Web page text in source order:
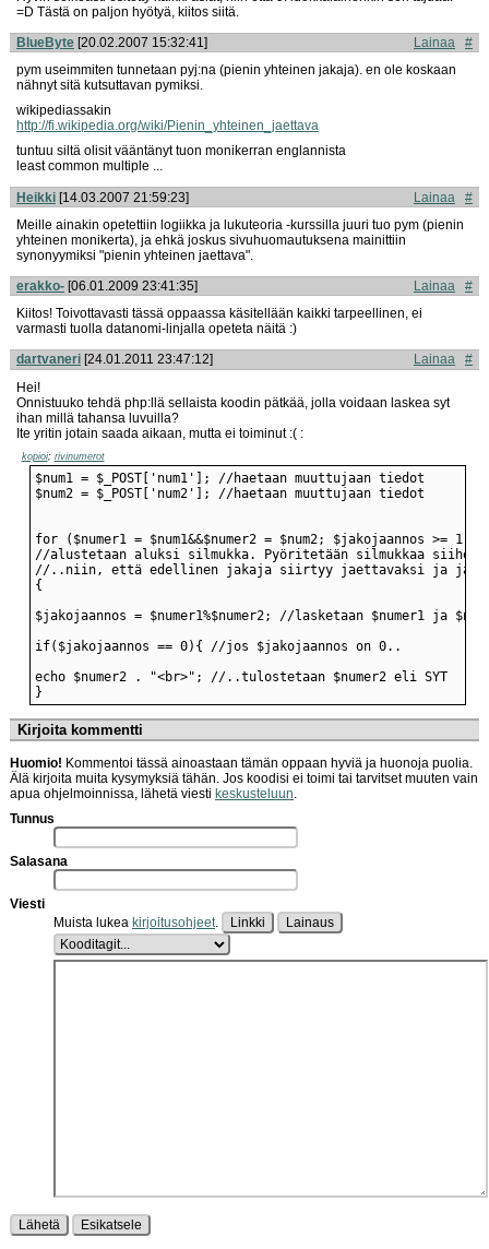
=D Tästä on paljon hyötyä, kiitos siitä.
BlueByte [20.02.2007 15:32:41] Lainaa
#
pym useimmiten tunnetaan pyj:na (pienin yhteinen jakaja). en ole koskaan
nähnyt sitä kutsuttavan pymiksi.
wikipediassakin
http://fi.wikipedia.org/wiki/Pienin_yhteinen_jaettava
tuntuu siltä olisit vääntänyt tuon monikerran englannista
least common multiple ...
Heikki [14.03.2007 21:59:23] Lainaa
#
Meille ainakin opetettiin logiikka ja lukuteoria -kurssilla juuri tuo pym (pienin
yhteinen monikerta), ja ehkä joskus sivuhuomautuksena mainittiin
synonyymiksi "pienin yhteinen jaettava".
erakko- [06.01.2009 23:41:35] Lainaa
#
Kiitos! Toivottavasti tässä oppaassa käsitellään kaikki tarpeellinen, ei
varmasti tuolla datanomi-linjalla opeteta näitä :)
dartvaneri [24.01.2011 23:47:12] Lainaa
#
Hei!
Onnistuuko tehdä php:llä sellaista koodin pätkää, jolla voidaan laskea syt
ihan millä tahansa luvuilla?
Ite yritin jotain saada aikaan, mutta ei toiminut :( :
kopioi; rivinumerot
}
Kirjoita kommentti
Huomio! Kommentoi tässä ainoastaan tämän oppaan hyviä ja huonoja puolia.
Älä kirjoita muita kysymyksiä tähän. Jos koodisi ei toimi tai tarvitset muuten vain
apua ohjelmoinnissa, lähetä viesti keskusteluun.
Tunnus
Salasana
Viesti
Muista lukea kirjoitusohjeet. Linkki Lainaus
Lähetä Esikatsele